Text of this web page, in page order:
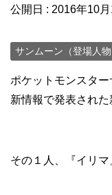
公開日 : 2016年10月
サンムーン（登場人物
ポケットモンスタ
新情報で発表された
その１人、『イリマ